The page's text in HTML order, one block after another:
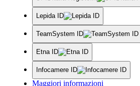
Lepida ID
TeamSystem ID
Etna ID
Infocamere ID
Maggiori informazioni